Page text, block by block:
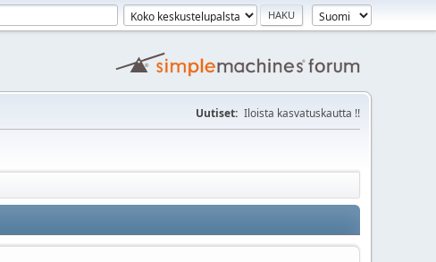
Uutiset: Iloista kasvatuskautta !!